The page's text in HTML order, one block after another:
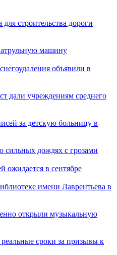
строительства дороги
машину
объявили в
дали учреждениям среднего
за детскую больницу в
сильных дождях с грозами
ожидается в сентябре
имени Лаврентьева в
открыли музыкальную
сроки за призывы к